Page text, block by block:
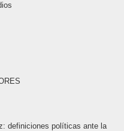
definiciones políticas ante la